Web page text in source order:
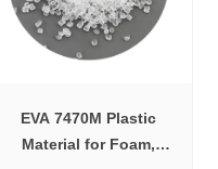
EVA 7470M Plastic
Material for Foam,